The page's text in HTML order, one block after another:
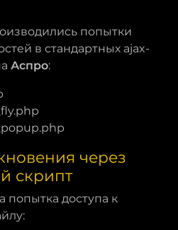
попытки
в стандартных ajax-
Аспро:
через
скрипт
попытка доступа к